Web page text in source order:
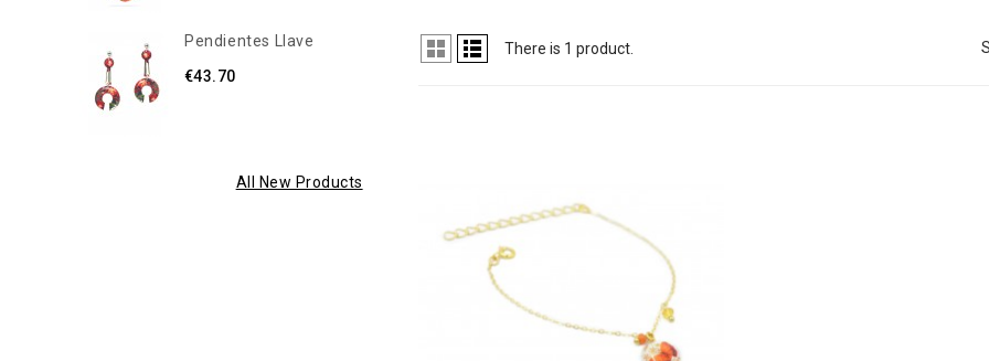
Pendientes Llave
€43.70
All New Products
There is 1 product.